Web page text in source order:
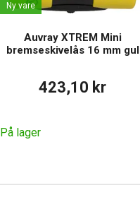
Ny vare
Auvray XTREM Mini
bremseskivelås 16 mm gul
423,10 kr
På lager